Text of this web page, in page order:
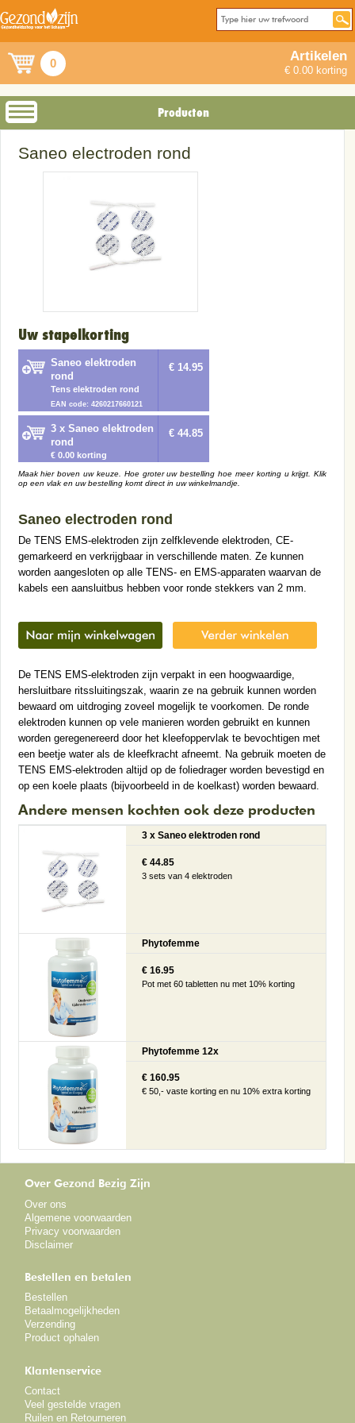
0 Artikelen
€ 0.00 korting
Producten
Saneo electroden rond
Uw stapelkorting
Saneo elektroden
rond
Tens elektroden rond
EAN code: 4260217660121
€ 14.95
3 x Saneo elektroden
rond
€ 0.00 korting
€ 44.85
Maak hier boven uw keuze. Hoe groter uw bestelling hoe meer korting u krijgt. Klik
op een vlak en uw bestelling komt direct in uw winkelmandje.
Saneo electroden rond
De TENS EMS-elektroden zijn zelfklevende elektroden, CE-
gemarkeerd en verkrijgbaar in verschillende maten. Ze kunnen
worden aangesloten op alle TENS- en EMS-apparaten waarvan de
kabels een aansluitbus hebben voor ronde stekkers van 2 mm.
De TENS EMS-elektroden zijn verpakt in een hoogwaardige,
hersluitbare ritssluitingszak, waarin ze na gebruik kunnen worden
bewaard om uitdroging zoveel mogelijk te voorkomen. De ronde
elektroden kunnen op vele manieren worden gebruikt en kunnen
worden geregenereerd door het kleefoppervlak te bevochtigen met
een beetje water als de kleefkracht afneemt. Na gebruik moeten de
TENS EMS-elektroden altijd op de foliedrager worden bevestigd en
op een koele plaats (bijvoorbeeld in de koelkast) worden bewaard.
Andere mensen kochten ook deze producten
3 x Saneo elektroden rond
€ 44.85
3 sets van 4 elektroden
Phytofemme
€ 16.95
Pot met 60 tabletten nu met 10% korting
Phytofemme 12x
€ 160.95
€ 50,- vaste korting en nu 10% extra korting
Over Gezond Bezig Zijn
Over ons
Algemene voorwaarden
Privacy voorwaarden
Disclaimer
Bestellen en betalen
Bestellen
Betaalmogelijkheden
Verzending
Product ophalen
Klantenservice
Contact
Veel gestelde vragen
Ruilen en Retourneren